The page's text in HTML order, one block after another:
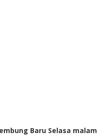
Baru Selasa malam